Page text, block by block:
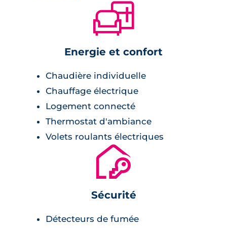
🛋
Energie et confort
Chaudière individuelle
Chauffage électrique
Logement connecté
Thermostat d'ambiance
Volets roulants électriques
🔐
Sécurité
Détecteurs de fumée